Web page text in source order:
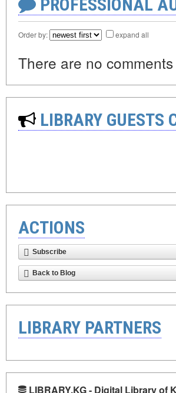
PROFESSIONAL
Order by: expand all
There are no
LIBRARY GUESTS
ACTIONS
Subscribe
Back to Blog
LIBRARY PARTNERS
LIBRARY.KG - Digital Library of